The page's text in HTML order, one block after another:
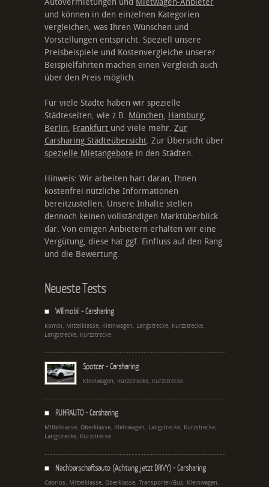
und können in den einzelnen Kategorien
vergleichen, was Ihren Wünschen und
Vorstellungen entspricht. Speziell unsere
Preisbeispiele und Kostenvergleiche unserer
Beispielfahrten machen einen Vergleich auch
über den Preis möglich.
Für viele Städte haben wir spezielle
Städteseiten, wie z.B. München, Hamburg,
Berlin, Frankfurt und viele mehr. Zur
Carsharing Städteübersicht. Zur Übersicht über
spezielle Mietangebote in den Städten.
Hinweis: Wir arbeiten hart daran, Ihnen
kostenfrei nützliche Informationen
bereitzustellen. Unsere Inhalte stellen
dennoch keinen vollständigen Marktüberblick
dar. Von einigen Anbietern erhalten wir eine
Vergütung, diese hat ggf. Einfluss auf den Rang
und die Bewertung.
Neueste Tests
Willmobil - Carsharing
Kombi, Mittelklasse, Kleinwagen, Langstrecke, Kurzstrecke,
Langstrecke, Kurzstrecke
Spotcar - Carsharing
Kleinwagen, Kurzstrecke, Kurzstrecke
RUHRAUTO - Carsharing
Mittelklasse, Oberklasse, Kleinwagen, Langstrecke, Kurzstrecke,
Langstrecke, Kurzstrecke
Nachbarschaftsauto (Achtung jetzt DRIVY) - Carsharing
Cabrios, Mittelklasse, Oberklasse, Transporter/Bus, Kleinwagen,